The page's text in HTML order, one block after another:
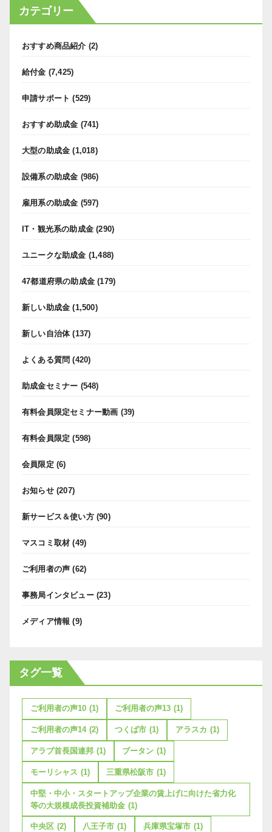
カテゴリー
おすすめ商品紹介 (2)
給付金 (7,425)
申請サポート (529)
おすすめ助成金 (741)
大型の助成金 (1,018)
設備系の助成金 (986)
雇用系の助成金 (597)
IT・観光系の助成金 (290)
ユニークな助成金 (1,488)
47都道府県の助成金 (179)
新しい助成金 (1,500)
新しい自治体(137)
よくある質問 (420)
助成金セミナー (548)
有料会員限定セミナー動画 (39)
有料会員限定 (598)
会員限定 (6)
お知らせ(207)
新サービス＆使い方(90)
マスコミ取材 (49)
ご利用者の声 (62)
事務局インタビュー(23)
メディア情報 (9)
タグ一覧
ご利用者の声10 (1) ご利用者の声13 (1)
ご利用者の声14 (2) つくば市 (1) アラスカ (1)
アラブ首長国連邦 (1) ブータン (1)
モーリシャス (1) 三重県松阪市 (1)
中堅・中小・スタートアップ企業の賃上げに向けた省力化
等の大規模成長投資補助金 (1)
中央区 (2) 八王子市 (1) 兵庫県宝塚市 (1)